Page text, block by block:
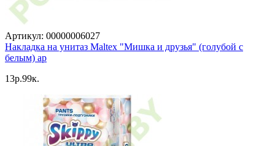
Артикул: 00000006027
Накладка на унитаз Maltex "Мишка и друзья" (голубой с
белым) ар
13p.99к.